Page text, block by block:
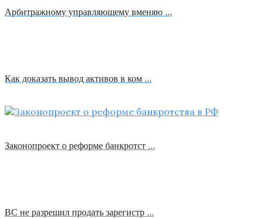
Арбитражному управляющему вменяю …
Как доказать вывод активов в ком …
Законопроект о реформе банкротст …
ВС не разрешил продать зарегистр …